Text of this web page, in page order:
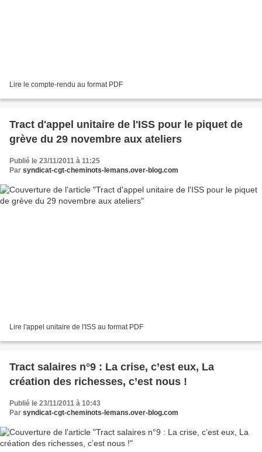
Lire le compte-rendu au format PDF
Tract d'appel unitaire de l'ISS pour le piquet de
grève du 29 novembre aux ateliers
Publié le 23/11/2011 à 11:25
Par syndicat-cgt-cheminots-lemans.over-blog.com
Lire l'appel unitaire de l'ISS au format PDF
Tract salaires n°9 : La crise, c’est eux, La
création des richesses, c’est nous !
Publié le 23/11/2011 à 10:43
Par syndicat-cgt-cheminots-lemans.over-blog.com